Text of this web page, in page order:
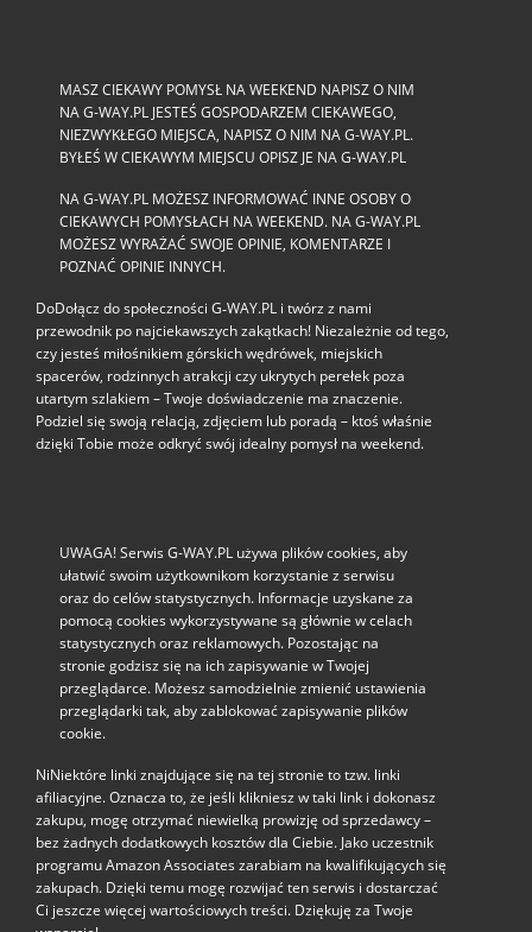
MASZ CIEKAWY POMYSŁ NA WEEKEND NAPISZ O NIM
NA G-WAY.PL JESTEŚ GOSPODARZEM CIEKAWEGO,
NIEZWYKŁEGO MIEJSCA, NAPISZ O NIM NA G-WAY.PL.
BYŁEŚ W CIEKAWYM MIEJSCU OPISZ JE NA G-WAY.PL
NA G-WAY.PL MOŻESZ INFORMOWAĆ INNE OSOBY O
CIEKAWYCH POMYSŁACH NA WEEKEND. NA G-WAY.PL
MOŻESZ WYRAŻAĆ SWOJE OPINIE, KOMENTARZE I
POZNAĆ OPINIE INNYCH.
DoDołącz do społeczności G‑WAY.PL i twórz z nami
przewodnik po najciekawszych zakątkach! Niezależnie od tego,
czy jesteś miłośnikiem górskich wędrówek, miejskich
spacerów, rodzinnych atrakcji czy ukrytych perełek poza
utartym szlakiem – Twoje doświadczenie ma znaczenie.
Podziel się swoją relacją, zdjęciem lub poradą – ktoś właśnie
dzięki Tobie może odkryć swój idealny pomysł na weekend.
UWAGA! Serwis G-WAY.PL używa plików cookies, aby
ułatwić swoim użytkownikom korzystanie z serwisu
oraz do celów statystycznych. Informacje uzyskane za
pomocą cookies wykorzystywane są głównie w celach
statystycznych oraz reklamowych. Pozostając na
stronie godzisz się na ich zapisywanie w Twojej
przeglądarce. Możesz samodzielnie zmienić ustawienia
przeglądarki tak, aby zablokować zapisywanie plików
cookie.
NiNiektóre linki znajdujące się na tej stronie to tzw. linki
afiliacyjne. Oznacza to, że jeśli klikniesz w taki link i dokonasz
zakupu, mogę otrzymać niewielką prowizję od sprzedawcy –
bez żadnych dodatkowych kosztów dla Ciebie. Jako uczestnik
programu Amazon Associates zarabiam na kwalifikujących się
zakupach. Dzięki temu mogę rozwijać ten serwis i dostarczać
Ci jeszcze więcej wartościowych treści. Dziękuję za Twoje